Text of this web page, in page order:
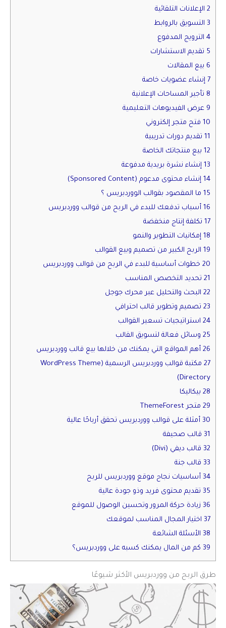
2 الإعلانات التلقائية
3 التسويق بالروابط
4 الترويج المدفوع
5 تقديم الاستشارات
6 بيع المقالات
7 إنشاء عضويات خاصة
8 تأجير المساحات الإعلانية
9 عرض الفيديوهات التعليمية
10 فتح متجر إلكتروني
11 تقديم دورات تدريبية
12 بيع منتجاتك الخاصة
13 إنشاء نشرة بريدية مدفوعة
14 إنشاء محتوى مدعوم (Sponsored Content)
15 ما المقصود بقوالب الووردبريس ؟
16 أسباب تدفعك للبدء في الربح من قوالب ووردبريس
17 تكلفة إنتاج منخفضة
18 إمكانيات التطوير والنمو
19 الربح الكبير من تصميم وبيع القوالب
20 خطوات أساسية للبدء في الربح من قوالب ووردبريس
21 تحديد التخصص المناسب
22 البحث والتحليل عبر محرك جوجل
23 تصميم وتطوير قالب احترافي
24 استراتيجيات تسعير القوالب
25 وسائل فعالة لتسويق القالب
26 أهم المواقع التي يمكنك من خلالها بيع قالب ووردبريس
27 مكتبة قوالب ووردبريس الرسمية (WordPress Theme
Directory)
28 بيكاليكا
29 متجر ThemeForest
30 أمثلة على قوالب ووردبريس تحقق أرباحًا عالية
31 قالب صحيفة
32 قالب ديفي (Divi)
33 قالب جنة
34 أساسيات نجاح موقع ووردبريس للربح
35 تقديم محتوى فريد وذو جودة عالية
36 زيادة حركة المرور وتحسين الوصول للموقع
37 اختيار المجال المناسب لموقعك
38 الأسئلة الشائعة
39 كم من المال يمكنك كسبه على ووردبريس؟
طرق الربح من ووردبريس الأكثر شيوعًا